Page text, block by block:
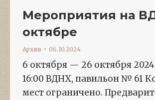
Мероприятия на
октябре
Архив 06.10.2024
6 октября — 26 октября 2024
16:00 ВДНХ, павильон № 61
мест ограничено.